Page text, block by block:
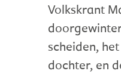
Volkskrant
scheiden,
dochter, en